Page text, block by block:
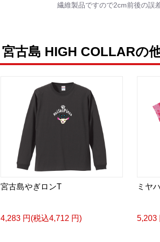
繊維製品ですので2cm前後の誤
宮古島 HIGH COLLARの
宮古島やぎロンT
4,283 円(税込4,712 円)
ミヤ
5,203